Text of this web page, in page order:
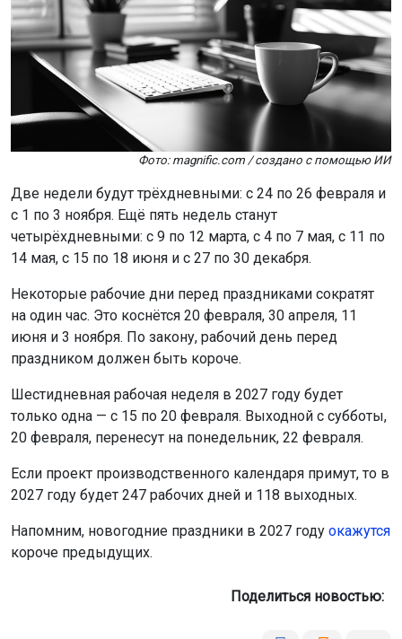
Фото: magnific.com / создано с помощью ИИ
Две недели будут трёхдневными: с 24 по 26 февраля и
с 1 по 3 ноября. Ещё пять недель станут
четырёхдневными: с 9 по 12 марта, с 4 по 7 мая, с 11 по
14 мая, с 15 по 18 июня и с 27 по 30 декабря.
Некоторые рабочие дни перед праздниками сократят
на один час. Это коснётся 20 февраля, 30 апреля, 11
июня и 3 ноября. По закону, рабочий день перед
праздником должен быть короче.
Шестидневная рабочая неделя в 2027 году будет
только одна — с 15 по 20 февраля. Выходной с субботы,
20 февраля, перенесут на понедельник, 22 февраля.
2027 году будет 247 рабочих дней и 118 выходных.
Напомним, новогодние праздники в 2027 годуокажутся
Поделиться новостью:
Читать все